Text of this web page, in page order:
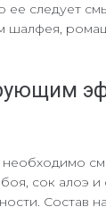
ее следует
шалфея,
необходимо
сок алоэ и
Состав